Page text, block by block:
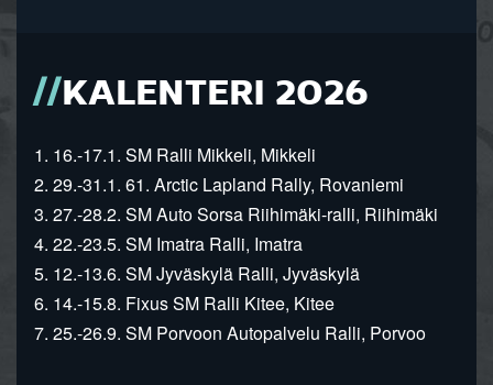
KALENTERI 2026
1. 16.-17.1. SM Ralli Mikkeli, Mikkeli
2. 29.-31.1. 61. Arctic Lapland Rally, Rovaniemi
3. 27.-28.2. SM Auto Sorsa Riihimäki-ralli, Riihimäki
4. 22.-23.5. SM Imatra Ralli, Imatra
5. 12.-13.6. SM Jyväskylä Ralli, Jyväskylä
6. 14.-15.8. Fixus SM Ralli Kitee, Kitee
7. 25.-26.9. SM Porvoon Autopalvelu Ralli, Porvoo